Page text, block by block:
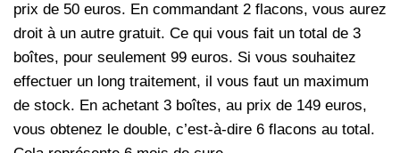
prix de 50 euros. En commandant 2 flacons, vous aurez
droit à un autre gratuit. Ce qui vous fait un total de 3
boîtes, pour seulement 99 euros. Si vous souhaitez
effectuer un long traitement, il vous faut un maximum
de stock. En achetant 3 boîtes, au prix de 149 euros,
vous obtenez le double, c’est-à-dire 6 flacons au total.